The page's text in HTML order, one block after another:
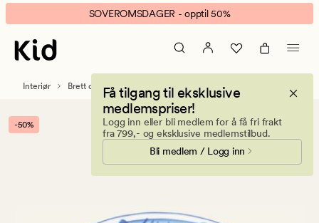
Clover
fat
blå
banner.
Klikk
ESCAPE
pause.
SOVEROMSDAGER - opptil 50%
Få tilgang til eksklusive
medlemspriser!
Logg inn eller bli medlem for å få fri frakt
fra 799,- og eksklusive medlemstilbud.
Bli medlem / Logg inn
Interiør Brett og fat
-50%